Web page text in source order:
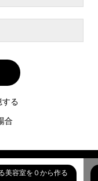
する
合
美容室を０から作る